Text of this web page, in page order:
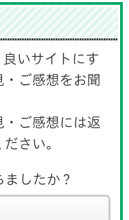
いサイトにす
ご感想をお聞
・ご感想には返
さい。
したか？